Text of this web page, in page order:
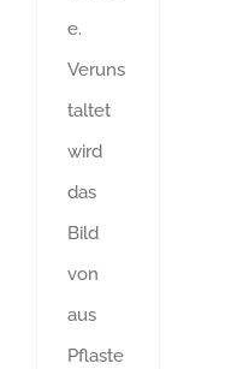
e.
Veruns
taltet
wird
das
Bild
von
aus
Pflaste